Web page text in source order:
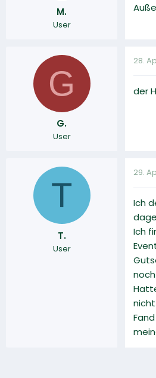
M.
User
G
G.
User
28.
der
T
T.
User
29.
Ich
Ich